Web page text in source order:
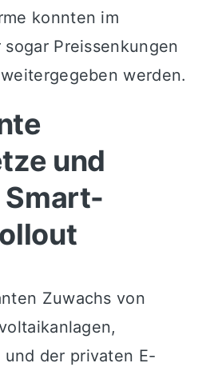
konnten im
Preissenkungen
werden.
und
Zuwachs von
und der privaten E-